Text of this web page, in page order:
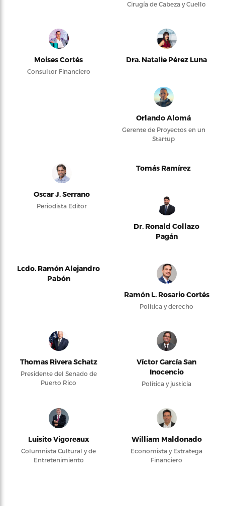
Cirugía de Cabeza y Cuello
Moises Cortés
Consultor Financiero
Dra. Natalie Pérez Luna
Orlando Alomá
Gerente de Proyectos en un
Startup
Oscar J. Serrano
Periodista Editor
Tomás Ramírez
Dr. Ronald Collazo
Pagán
Lcdo. Ramón Alejandro
Pabón
Ramón L. Rosario Cortés
Política y derecho
Thomas Rivera Schatz
Presidente del Senado de
Puerto Rico
Víctor García San
Inocencio
Política y justicia
Luisito Vigoreaux
Columnista Cultural y de
Entretenimiento
William Maldonado
Economista y Estratega
Financiero